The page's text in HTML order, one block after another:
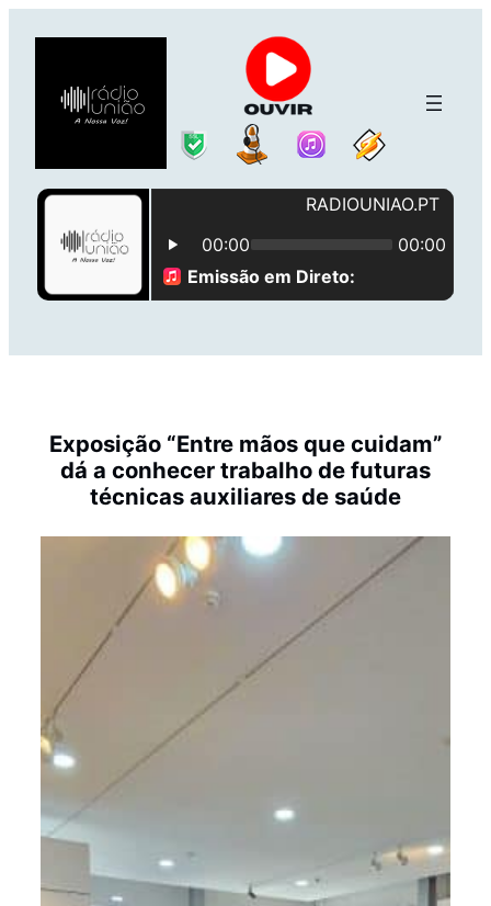
para
conteúdo
Exposição “Entre mãos que cuidam”
dá a conhecer trabalho de futuras
técnicas auxiliares de saúde